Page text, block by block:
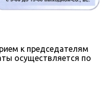
к председателям
осуществляется по